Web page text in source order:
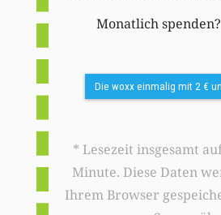
Monatlich spenden?
Die woxx einmalig mit 2 €
* Lesezeit insgesamt auf
Minute. Diese Daten
Ihrem Browser